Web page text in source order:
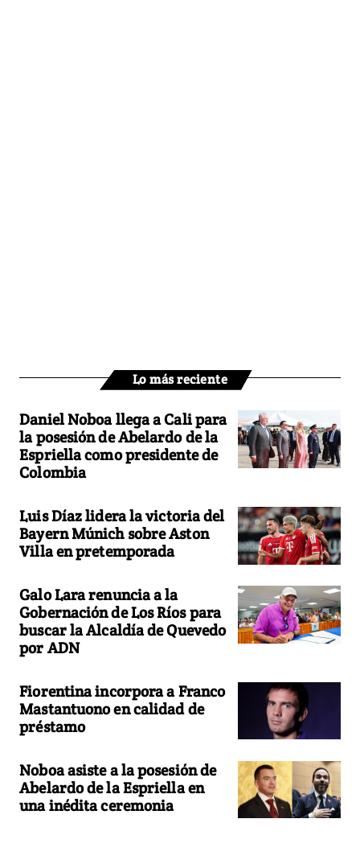
Lo más reciente
Daniel Noboa llega a Cali para
la posesión de Abelardo de la
Espriella como presidente de
Colombia
Luis Díaz lidera la victoria del
Bayern Múnich sobre Aston
Villa en pretemporada
Galo Lara renuncia a la
Gobernación de Los Ríos para
buscar la Alcaldía de Quevedo
por ADN
Fiorentina incorpora a Franco
Mastantuono en calidad de
préstamo
Noboa asiste a la posesión de
Abelardo de la Espriella en
una inédita ceremonia